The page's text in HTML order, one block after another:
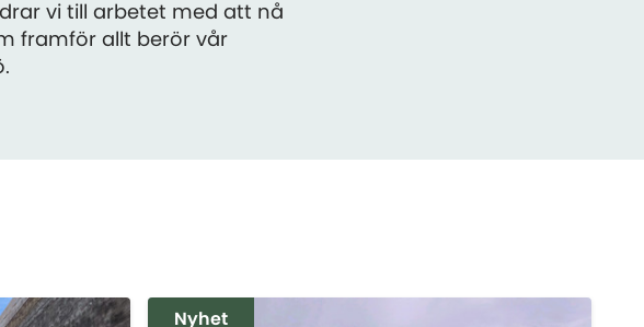
vi till arbetet med att nå
framför allt berör vår
Nyhet